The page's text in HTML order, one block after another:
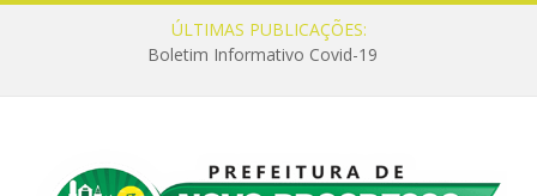
ÚLTIMAS PUBLICAÇÕES:
Boletim Informativo Covid-19